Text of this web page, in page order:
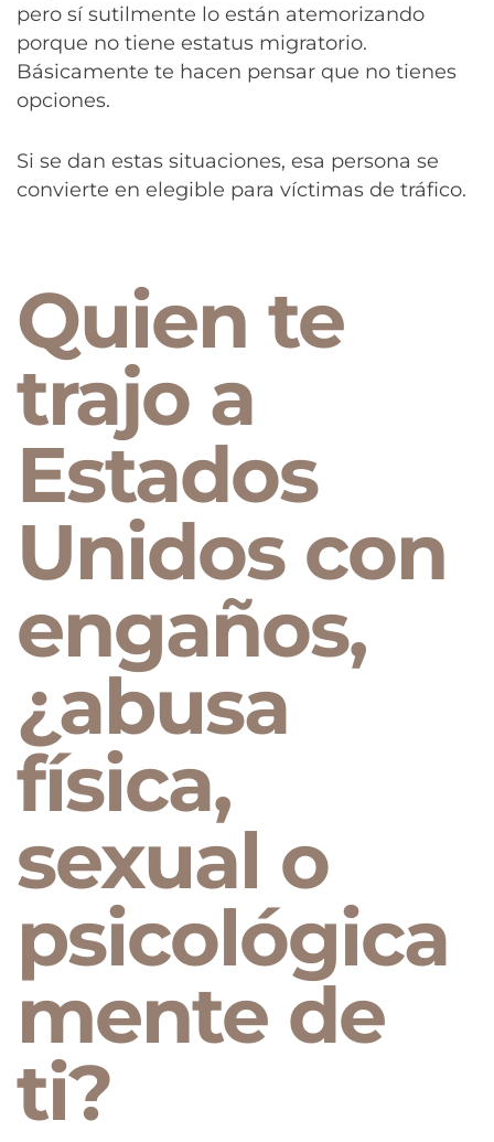
pero sí sutilmente lo están atemorizando
porque no tiene estatus migratorio.
Básicamente te hacen pensar que no tienes
opciones.
Si se dan estas situaciones, esa persona se
convierte en elegible para víctimas de tráfico.
Quien te
trajo a
Estados
Unidos con
engaños,
¿abusa
física,
sexual o
psicológica
mente de
ti?